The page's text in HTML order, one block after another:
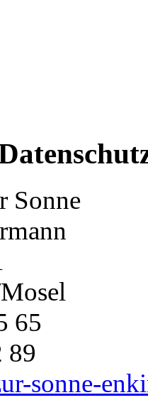
Sonne
65
89
sonne-